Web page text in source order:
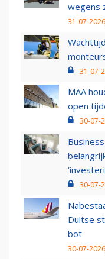
wegens
31-07-
31-07-
MAA
open
30-07-
30-07-
Duitse
bot
30-07-